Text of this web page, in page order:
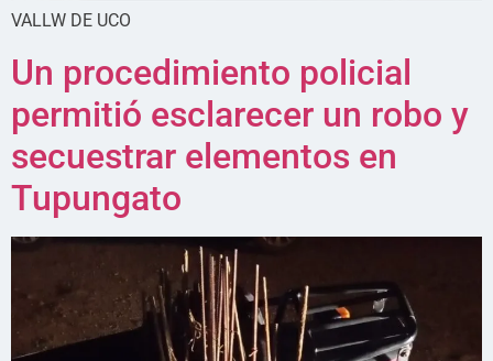
VALLW DE UCO
Un procedimiento policial
permitió esclarecer un robo y
secuestrar elementos en
Tupungato